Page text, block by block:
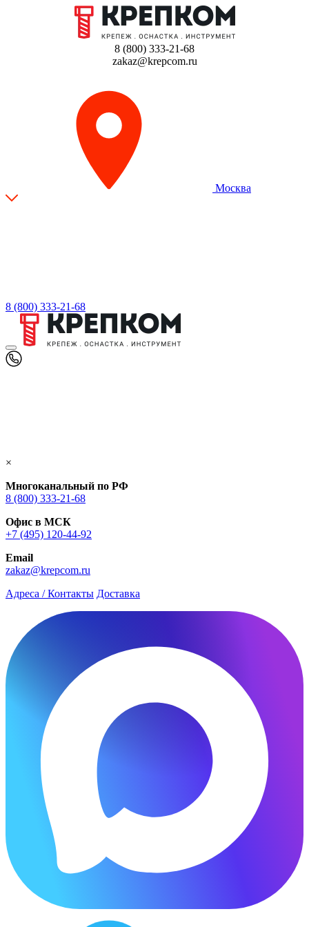
8 (800) 333-21-68
zakaz@krepcom.ru
Москва
8 (800) 333-21-68
×
Многоканальный по РФ
8 (800) 333‑21-68
Офис в МСК
+7 (495) 120-44-92
Email
zakaz@krepcom.ru
Адреса / Контакты Доставка